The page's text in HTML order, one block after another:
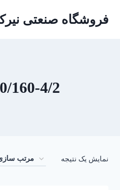
فروشگاه صنعتی
160-4/2
نمایش یک نتیجه